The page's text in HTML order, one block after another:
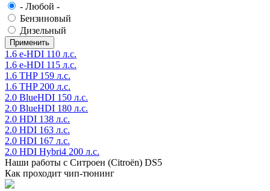
- Любой -
Бензиновый
Дизельный
1.6 e-HDI 110 л.с.
1.6 e-HDI 115 л.с.
1.6 THP 159 л.с.
1.6 THP 200 л.с.
2.0 BlueHDI 150 л.с.
2.0 BlueHDI 180 л.с.
2.0 HDI 138 л.с.
2.0 HDI 163 л.с.
2.0 HDI 167 л.с.
2.0 HDI Hybri4 200 л.с.
Наши работы с Ситроен (Citroën) DS5
Как проходит чип-тюнинг